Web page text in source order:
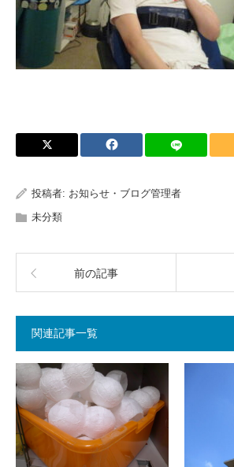
投稿者: お知らせ・ブログ管理者
未分類
前の記事
関連記事一覧